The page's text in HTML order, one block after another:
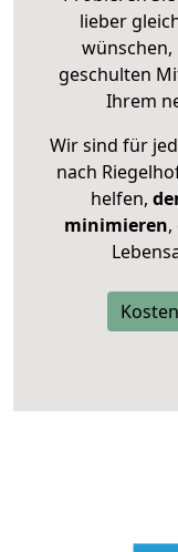
lieber
wünschen,
geschulten
Ihrem
Wir sind für
nach
helfen,
minimieren